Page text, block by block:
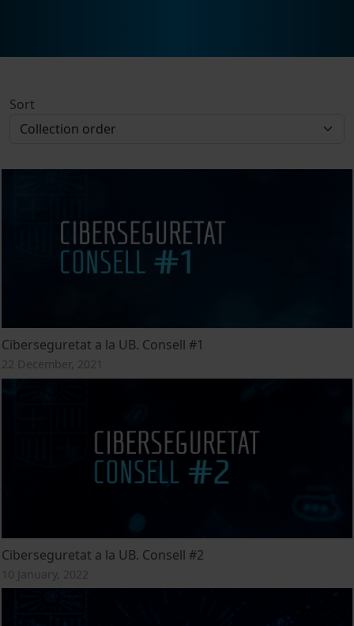
Sort
Ciberseguretat a la UB. Consell #1
22 December, 2021
Ciberseguretat a la UB. Consell #2
10 January, 2022